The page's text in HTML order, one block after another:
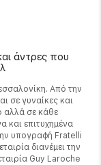
άντρες που
Από την
σε γυναίκες και
αλλά σε κάθε
και επιτυχημένα
υπογραφή Fratelli
διανέμει την
Guy Laroche